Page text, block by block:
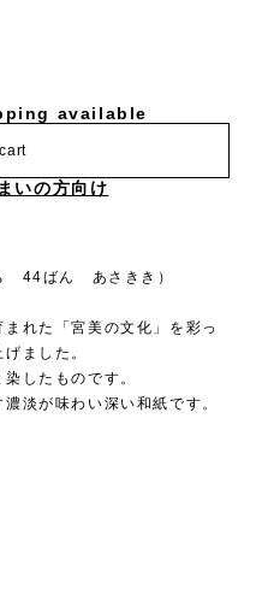
available
いの方向け
44ばん あさきき）
れた「宮美の文化」を彩っ
ました。
したものです。
淡が味わい深い和紙です。